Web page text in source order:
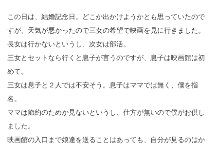
この日は、結婚記念日。どこか出かけようかとも思っていたので
すが、天気が悪かったので三女の希望で映画を見に行きました。
長女は行かないというし、次女は部活。
三女とセットなら行くと息子が言うのですが、息子は映画館は初
めて。
三女は息子と２人では不安そう。息子はママでは無く、僕を指
名。
ママは節約のためか見ないというし、仕方が無いので僕がお供し
ました。
映画館の入口まで娘達を送ることはあっても、自分が見るのはか